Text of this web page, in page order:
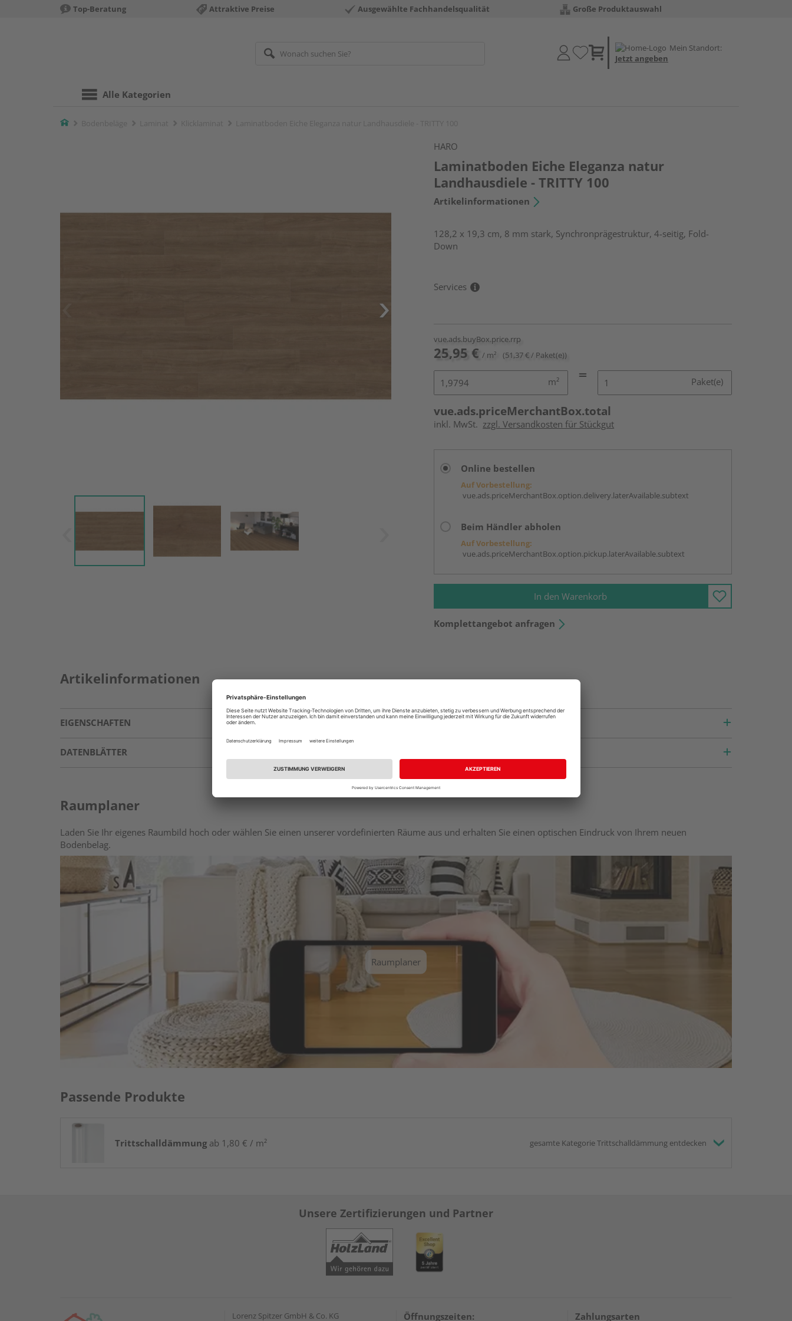
Top-Beratung Attraktive Preise Ausgewählte Fachhandelsqualität Große Produktauswahl
Mein Standort:
Jetzt angeben
Alle Kategorien
Home
HARO
Laminatboden Eiche Eleganza natur
Landhausdiele - TRITTY 100
Artikelinformationen
128,2 x 19,3 cm, 8 mm stark, Synchronprägestruktur, 4-seitig, Fold-
Down
Services
vue.ads.buyBox.price.rrp
25,95 € / m² (51,37 € / Paket(e))
m² Paket(e)
vue.ads.priceMerchantBox.total
inkl. MwSt. zzgl. Versandkosten für Stückgut
Online bestellen
Auf Vorbestellung:
vue.ads.priceMerchantBox.option.delivery.laterAvailable.subtext
Beim Händler abholen
Auf Vorbestellung:
vue.ads.priceMerchantBox.option.pickup.laterAvailable.subtext
In den Warenkorb
Komplettangebot anfragen
Artikelinformationen
EIGENSCHAFTEN
DATENBLÄTTER
Raumplaner
Laden Sie Ihr eigenes Raumbild hoch oder wählen Sie einen unserer vordefinierten Räume aus und erhalten Sie einen optischen Eindruck von Ihrem neuen
Bodenbelag.
Raumplaner
Passende Produkte
Trittschalldämmung ab 1,80 € / m² gesamte Kategorie Trittschalldämmung entdecken
Unsere Zertifizierungen und Partner
Lorenz Spitzer GmbH & Co. KG
Öffnungszeiten: Zahlungsarten